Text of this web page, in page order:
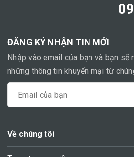
ĐĂNG KÝ NHẬN TIN MỚI
Nhập vào email của bạn và bạn sẽ
những thông tin khuyến mại từ
Về chúng tôi